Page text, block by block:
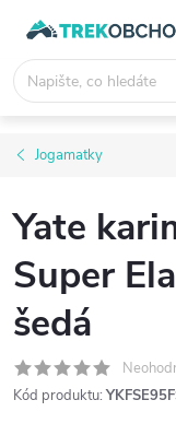
obsah
Jogamatky
Yate
Super
šedá
Kód produktu: